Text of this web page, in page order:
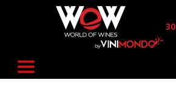
Skip to main content